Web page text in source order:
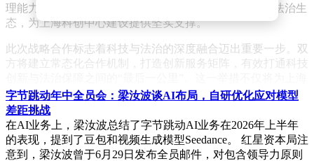
理能力，共同营造“鼓励创新、规范发展、保障权益”的法治生
态，为上海科创中心建设提供坚实支撑。
此次战略合作标志着科技与法治的深度融合迈出重要一步。双
方将建立常态化合作机制，打造创新服务矩阵，有效打通科技
建设社会主义现代化国际大都市注入新动能，也将助力构建市
场化、法治化、国际化的一流营商环境。
字节跳动年中全员会：梁汝波谈AI布局，自研优化应对模型
差距挑战
在AI业务上，梁汝波总结了字节跳动AI业务在2026年上半年
的表现，提到了豆包和视频生成模型Seedance。 红星资本局注
意到，梁汝波曾于6月29日发布全员邮件，对包含领导力原则